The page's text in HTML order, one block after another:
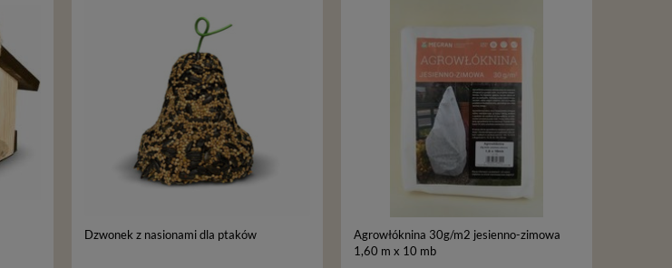
Dzwonek z nasionami dla ptaków
Agrowłóknina 30g/m2 jesienno-zimowa
1,60 m x 10 mb